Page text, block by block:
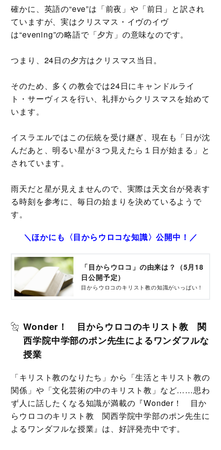
確かに、英語の“eve”は「前夜」や「前日」と訳され
ていますが、実はクリスマス・イヴのイヴ
は“evening”の略語で「夕方」の意味なのです。
つまり、24日の夕方はクリスマス当日。
そのため、多くの教会では24日にキャンドルライ
ト・サーヴィスを行い、礼拝からクリスマスを始めて
います。
イスラエルではこの伝統を受け継ぎ、現在も「日が沈
んだあと、明るい星が３つ見えたら１日が始まる」と
されています。
雨天だと星が見えませんので、実際は天文台が発表す
る時刻を参考に、毎日の始まりを決めているようで
す。
＼ほかにも〈目からウロコな知識〉公開中！／
「目からウロコ」の由来は？（5月18
日公開予定）
目からウロコのキリスト教の知識がいっぱい！
Wonder！ 目からウロコのキリスト教 関
西学院中学部のポン先生によるワンダフルな
授業
「キリスト教のなりたち」から「生活とキリスト教の
関係」や「文化芸術の中のキリスト教」など……思わ
ず人に話したくなる知識が満載の『Wonder！ 目か
らウロコのキリスト教 関西学院中学部のポン先生に
よるワンダフルな授業』は、好評発売中です。